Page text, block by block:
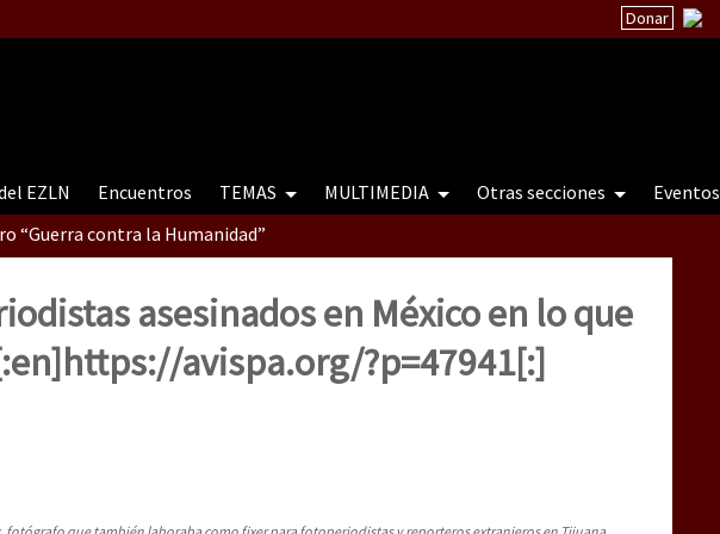
Donar
EZLN Encuentros TEMAS MULTIMEDIA Otras secciones Eventos
“Guerra contra la Humanidad”
“Guerra contra a Humanidade”(As populações e a natureza e a natureza sob cerco)
contra a Humanidade” (As populações e a natureza sob cerco)
asesinados en México en lo que
avispa.org/?p=47941[:]